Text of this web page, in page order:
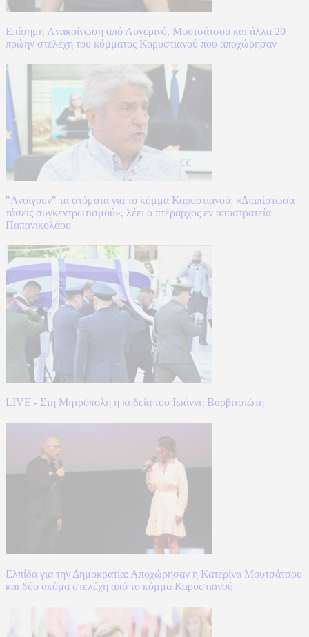
Επίσημη Aνακοίνωση από Αυγερινό, Μουτσάτσου και άλλα 20
πρώην στελέχη του κόμματος Καρυστιανού που αποχώρησαν
"Ανοίγουν" τα στόματα για το κόμμα Καρυστιανού: «Διαπίστωσα
τάσεις συγκεντρωτισμού», λέει ο πτέραρχος εν αποστρατεία
Παπανικολάου
LIVE - Στη Μητρόπολη η κηδεία του Ιωάννη Βαρβιτσιώτη
Ελπίδα για την Δημοκρατία: Αποχώρησαν η Κατερίνα Μουτσάτσου
και δύο ακόμα στελέχη από το κόμμα Καρυστιανού